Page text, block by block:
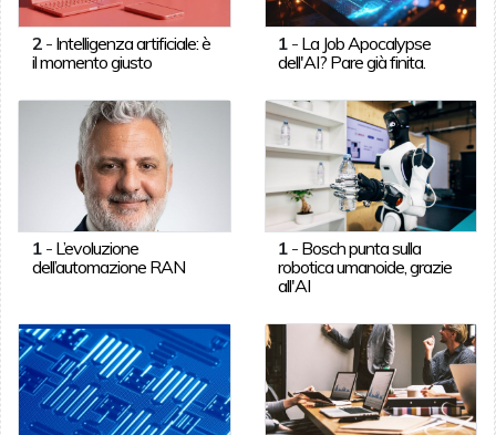
2- Intelligenza artificiale: è
il momento giusto
1 - La Job Apocalypse
dell'AI? Pare già finita.
1- L’evoluzione
dell’automazione RAN
1 - Bosch punta sulla
robotica umanoide, grazie
all'AI